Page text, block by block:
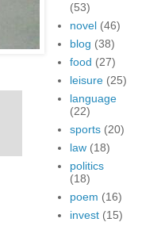
(53)
novel (46)
blog (38)
food (27)
leisure (25)
language
(22)
sports (20)
law (18)
politics
(18)
poem (16)
invest (15)